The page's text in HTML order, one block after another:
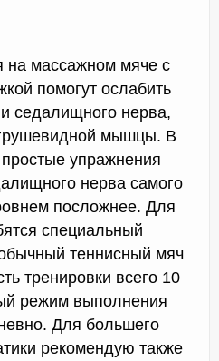
на массажном мяче с
помогут ослабить
седалищного нерва,
мышцы. В
упражнения
нерва самого
посложнее. Для
специальный
теннисный мяч
тренировки всего 10
режим выполнения
Для большего
рекомендую также